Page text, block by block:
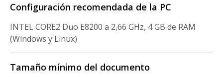
Configuración recomendada de la PC
INTEL CORE2 Duo E8200 a 2,66 GHz, 4 GB de RAM
(Windows y Linux)
Tamaño mínimo del documento